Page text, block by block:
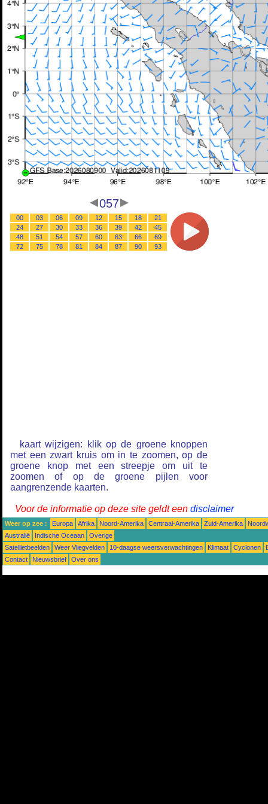
057
00 03 06 09 12 15 18
21
24
27 30 33 36 39 42
45
48
51 54 57 60 63 66
69
72
75 78 81 84 87 90 93
kaart wijzigen: klik op de groene knoppen
met een zwart kruis om in te zoomen, op de
groene knop met een streepje om uit te
zoomen of op de groene pijlen voor
aangrenzende kaarten.
Voor de informatie op deze site geldt een disclaimer
Weer op zee : Europa Afrika Noord-Amerika Centraal-Amerika Zuid-Amerika
Australië
Indische Oceaan
Overige
Satellietbeelden
Weer Vliegvelden 10-daagse weersverwachtingen Klimaat Cyclonen
Contact
Nieuwsbrief Over ons